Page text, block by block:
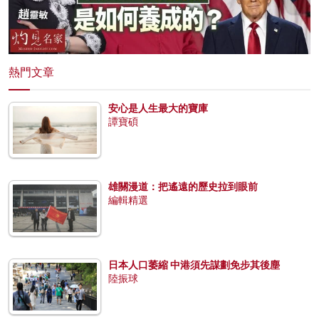
熱門文章
安心是人生最大的寶庫
譚寶碩
雄關漫道：把遙遠的歷史拉到眼前
編輯精選
日本人口萎縮 中港須先謀劃免步其後塵
陸振球